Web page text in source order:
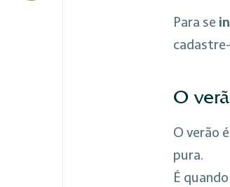
Para se
O
O verão
pura.
É